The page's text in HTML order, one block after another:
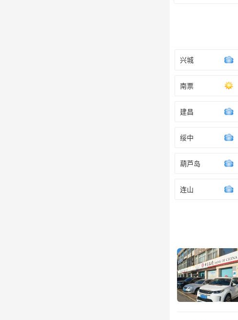
兴城
南票
建昌
绥中
葫芦岛
连山